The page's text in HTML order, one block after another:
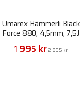
Umarex Hämmerli Black
Force 880, 4,5mm, 7,5J
1 995 kr 2 895 kr